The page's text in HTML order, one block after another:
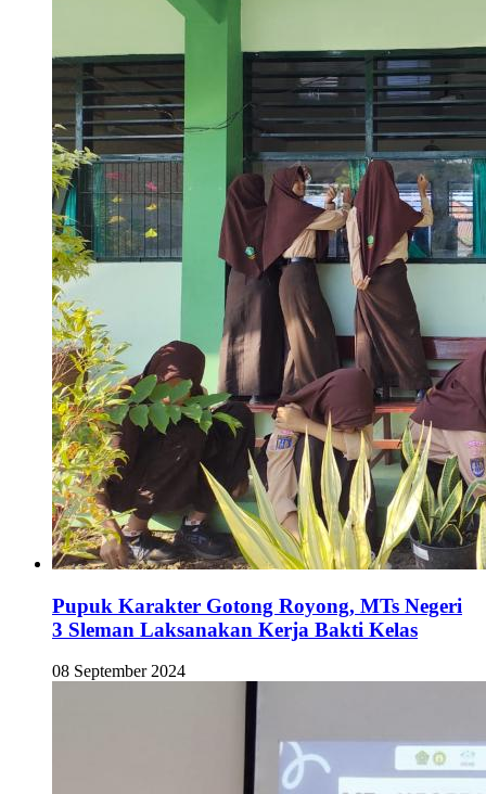
Pupuk Karakter Gotong Royong, MTs Negeri
3 Sleman Laksanakan Kerja Bakti Kelas
08 September 2024